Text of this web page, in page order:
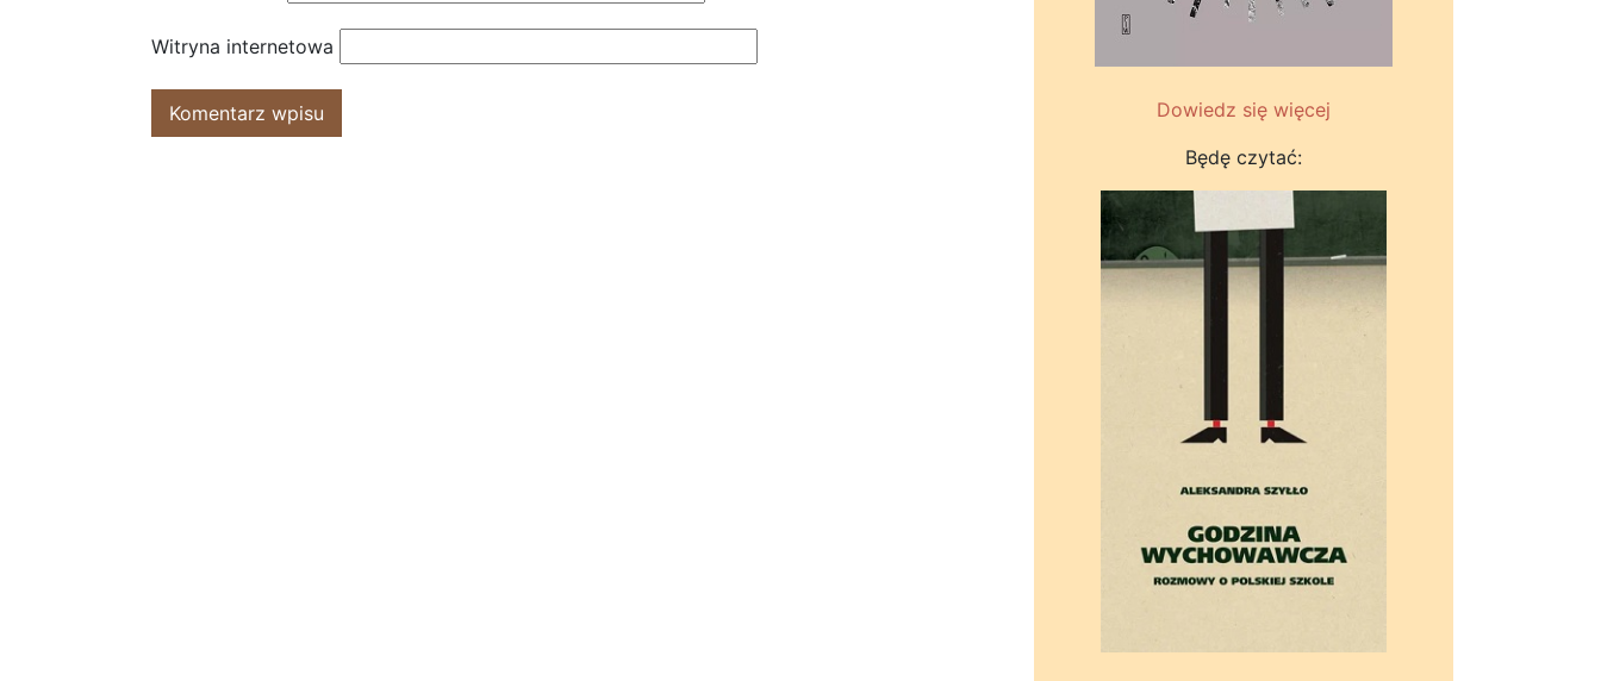
Witryna internetowa
Dowiedz się więcej
Będę czytać: